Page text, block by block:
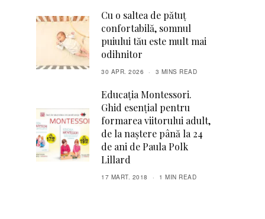
Cu o saltea de pătuț
confortabilă, somnul
puiului tău este mult mai
odihnitor
30 APR. 2026 3 MINS READ
Educația Montessori.
Ghid esențial pentru
formarea viitorului adult,
de la naștere până la 24
de ani de Paula Polk
Lillard
17 MART. 2018 1 MIN READ